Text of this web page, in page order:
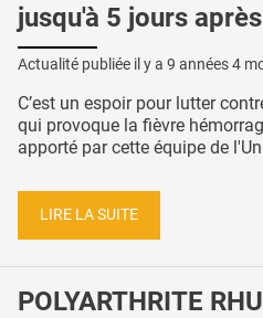
jusqu'à 5 jours
Actualité publiée il y a 9 années 4
C’est un espoir pour lutter
qui provoque la fièvre
apporté par cette équipe de
LIRE LA SUITE
POLYARTHRITE